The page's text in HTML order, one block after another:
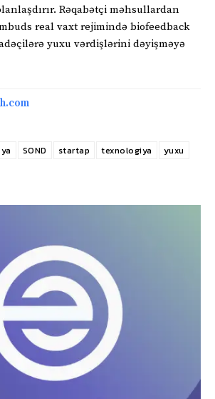
Rəqabətçi məhsullardan
real vaxt rejimində biofeedback
yuxu vərdişlərini dəyişməyə
SOND startap texnologiya yuxu